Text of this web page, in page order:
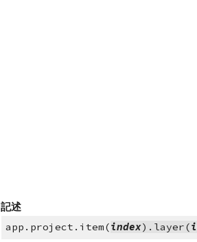
記述
app.project.item(index).layer(